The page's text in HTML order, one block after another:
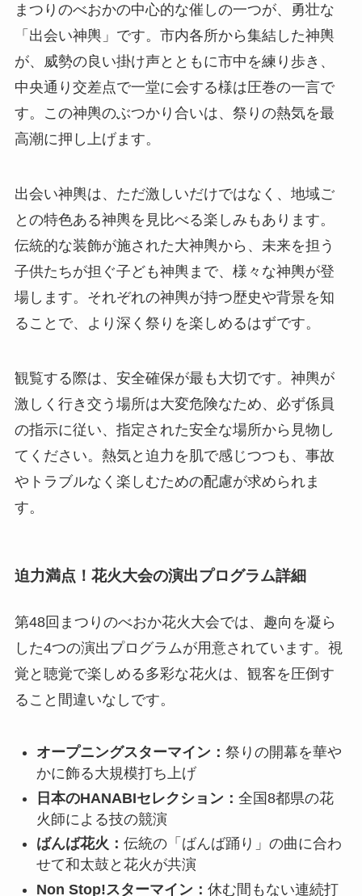
まつりのべおかの中心的な催しの一つが、勇壮な
「出会い神輿」です。市内各所から集結した神輿
が、威勢の良い掛け声とともに市中を練り歩き、
中央通り交差点で一堂に会する様は圧巻の一言で
す。この神輿のぶつかり合いは、祭りの熱気を最
高潮に押し上げます。
出会い神輿は、ただ激しいだけではなく、地域ご
との特色ある神輿を見比べる楽しみもあります。
伝統的な装飾が施された大神輿から、未来を担う
子供たちが担ぐ子ども神輿まで、様々な神輿が登
場します。それぞれの神輿が持つ歴史や背景を知
ることで、より深く祭りを楽しめるはずです。
観覧する際は、安全確保が最も大切です。神輿が
激しく行き交う場所は大変危険なため、必ず係員
の指示に従い、指定された安全な場所から見物し
てください。熱気と迫力を肌で感じつつも、事故
やトラブルなく楽しむための配慮が求められま
す。
迫力満点！花火大会の演出プログラム詳細
第48回まつりのべおか花火大会では、趣向を凝ら
した4つの演出プログラムが用意されています。視
覚と聴覚で楽しめる多彩な花火は、観客を圧倒す
ること間違いなしです。
オープニングスターマイン： 祭りの開幕を華や
かに飾る大規模打ち上げ
日本のHANABIセレクション： 全国8都県の花
火師による技の競演
ばんば花火： 伝統の「ばんば踊り」の曲に合わ
せて和太鼓と花火が共演
Non Stop!スターマイン： 休む間もない連続打